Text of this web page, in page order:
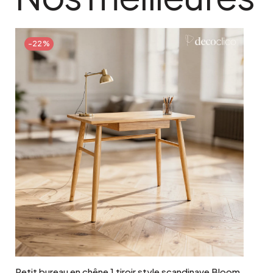
550 g/m²
lavable en machine
matiere detaillee
62% coton 38% lin
modele
Cupabia
poids colis
1 kg
coloris
Céladon
-22%
Ajouter au panier